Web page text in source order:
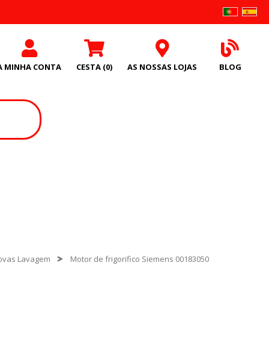
MINHA CONTA CESTA (0) AS NOSSAS LOJAS BLOG
Lavagem Motor de frigorifico Siemens 00183050